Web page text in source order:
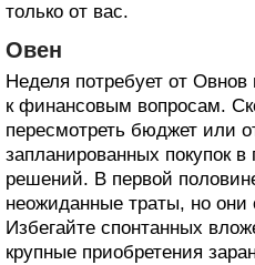
только от вас.
Овен
Неделя потребует от
к финансовым вопросам.
пересмотреть бюджет или
запланированных покупок
решений. В первой
неожиданные траты, но они
Избегайте спонтанных
крупные приобретения